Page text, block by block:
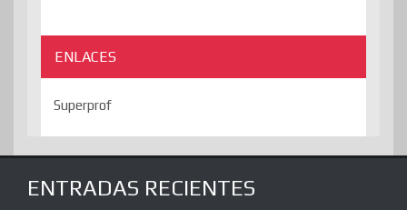
ENLACES
Superprof
ENTRADAS RECIENTES